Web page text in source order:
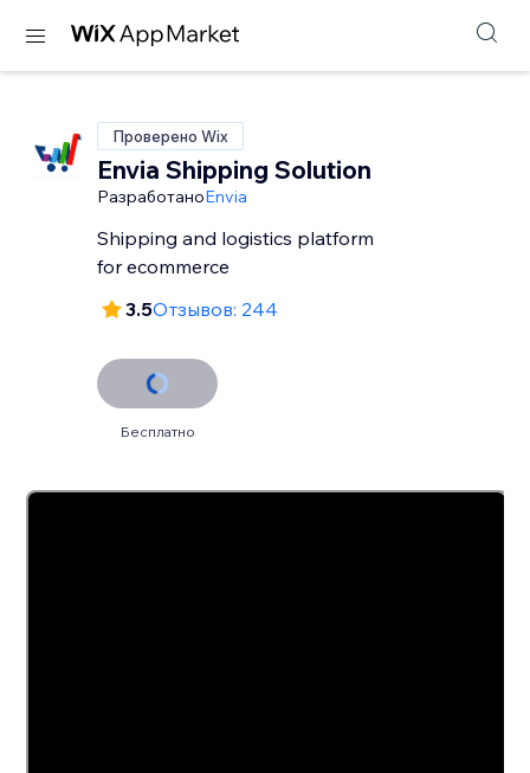
Проверено Wix
Envia Shipping Solution
РазработаноEnvia
Shipping and logistics platform
for ecommerce
3.5Отзывов: 244
Бесплатно